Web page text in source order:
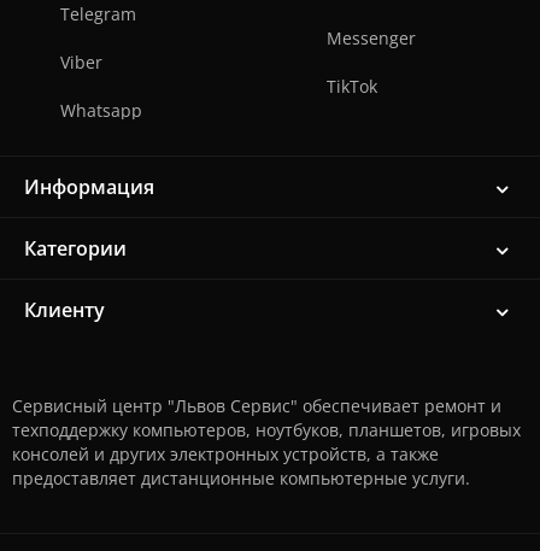
Telegram
Viber
Whatsapp
Messenger
TikTok
Информация
Категории
Клиенту
Сервисный центр "Львов Сервис" обеспечивает ремонт и
техподдержку компьютеров, ноутбуков, планшетов, игровых
консолей и других электронных устройств, а также
предоставляет дистанционные компьютерные услуги.